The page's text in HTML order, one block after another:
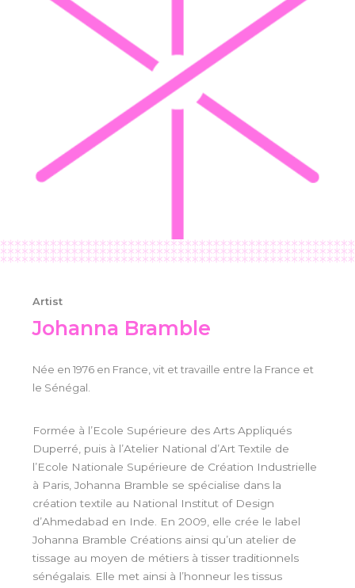
Artist
Johanna Bramble
Née en 1976 en France, vit et travaille entre la France et
le Sénégal.
Formée à l’Ecole Supérieure des Arts Appliqués
Duperré, puis à l’Atelier National d’Art Textile de
l’Ecole Nationale Supérieure de Création Industrielle
à Paris, Johanna Bramble se spécialise dans la
création textile au National Institut of Design
d’Ahmedabad en Inde. En 2009, elle crée le label
Johanna Bramble Créations ainsi qu’un atelier de
tissage au moyen de métiers à tisser traditionnels
sénégalais. Elle met ainsi à l’honneur les tissus